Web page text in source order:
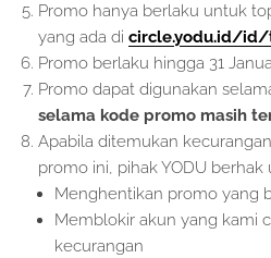
Promo hanya berlaku untuk
yang ada di circle.yodu.id/id/
Promo berlaku hingga 31
Promo dapat digunakan
selama kode promo masih
Apabila ditemukan
promo ini, pihak YODU berhak
Menghentikan promo yang
Memblokir akun yang kami
kecurangan